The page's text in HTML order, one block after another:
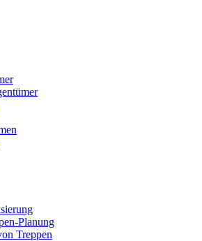
Planung
Treppen